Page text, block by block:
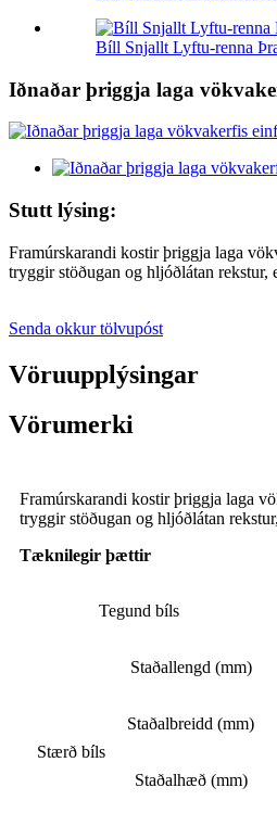
Bíll Snjallt Lyftu-renna
Iðnaðar þriggja laga
Stutt lýsing:
Framúrskarandi kostir þriggja laga
tryggir stöðugan og hljóðlátan
Senda okkur tölvupóst
Vöruupplýsingar
Vörumerki
Framúrskarandi kostir þriggja laga
tryggir stöðugan og hljóðlátan
Tæknilegir þættir
Tegund bíls
Stærð bíls
Staðallengd (mm)
Staðalbreidd (mm)
Staðalhæð (mm)